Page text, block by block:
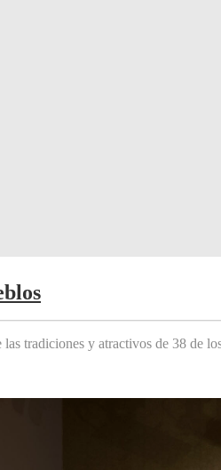
las tradiciones y atractivos de 38 de